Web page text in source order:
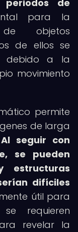
periodos de
para la
objetos
de ellos se
debido a la
movimiento
permite
de larga
Al seguir con
se pueden
estructuras
difíciles
útil para
requieren
revelar la